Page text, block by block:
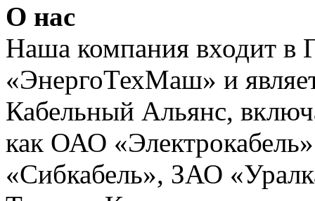
О нас
Наша компания входит в
«ЭнергоТехМаш» и
Кабельный Альянс,
как ОАО
«Сибкабель», ЗАО